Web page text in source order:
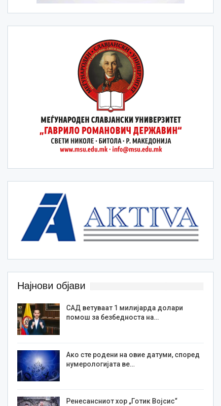
Најнови објави
САД ветуваат 1 милијарда долари
помош за безбедноста на…
Ако сте родени на овие датуми, според
нумерологијата ве…
Ренесансниот хор „Готик Војсис“